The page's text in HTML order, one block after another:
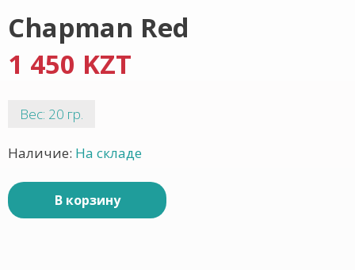
Chapman Red
1 450 KZT
Вес: 20 гр.
Наличие: На складе
В корзину